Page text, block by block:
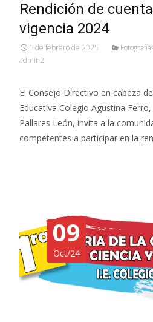
Rendición de
vigencia 2024
1 de febrero de 2025
admin2
El Consejo Directivo en cabeza
Educativa Colegio Agustina
Pallares León, invita a la
competentes a participar en la
09
Oct/24